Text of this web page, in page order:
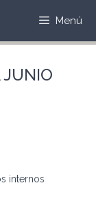
Menú
JUNIO
internos